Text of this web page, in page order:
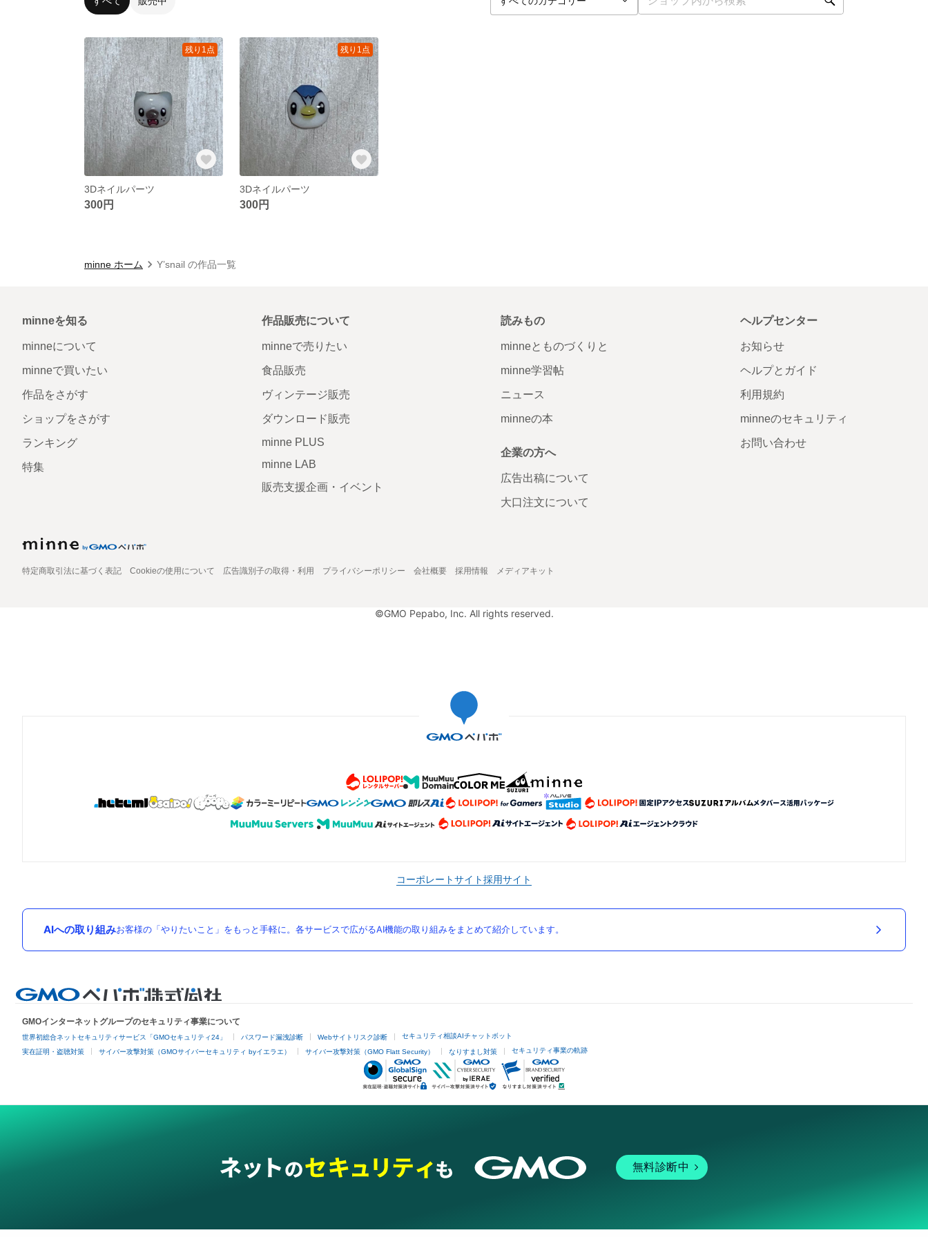
残り1点
3Dネイルパーツ
300円
残り1点
3Dネイルパーツ
300円
minne ホーム Y’snail の作品一覧
minneを知る
minneについて
minneで買いたい
作品をさがす
ショップをさがす
ランキング
特集
作品販売について
minneで売りたい
食品販売
ヴィンテージ販売
ダウンロード販売
minne PLUS
minne LAB
販売支援企画・イベント
読みもの
minneとものづくりと
minne学習帖
ニュース
minneの本
企業の方へ
広告出稿について
大口注文について
ヘルプセンター
お知らせ
ヘルプとガイド
利用規約
minneのセキュリティ
お問い合わせ
特定商取引法に基づく表記 Cookieの使用について 広告識別子の取得・利用 プライバシーポリシー 会社概要 採用情報 メディアキット
©GMO Pepabo, Inc. All rights reserved.
コーポレートサイト採用サイト
AIへの取り組みお客様の「やりたいこと」をもっと手軽に。各サービスで広がるAI機能の取り組みをまとめて紹介しています。
GMOインターネットグループのセキュリティ事業について
世界初総合ネットセキュリティサービス「GMOセキュリティ24」 パスワード漏洩診断 Webサイトリスク診断 セキュリティ相談AIチャットボット
実在証明・盗聴対策 サイバー攻撃対策（GMOサイバーセキュリティ byイエラエ） サイバー攻撃対策（GMO Flatt Security） なりすまし対策 セキュリティ事業の軌跡
無料診断中